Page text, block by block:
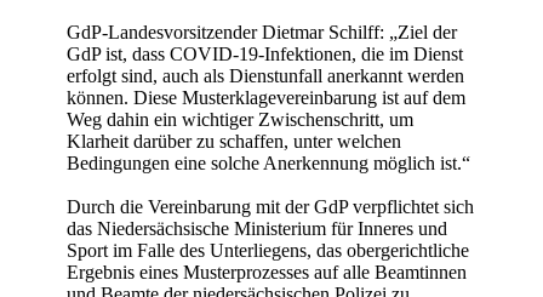
GdP-Landesvorsitzender Dietmar Schilff: „Ziel der
GdP ist, dass COVID-19-Infektionen, die im Dienst
erfolgt sind, auch als Dienstunfall anerkannt werden
können. Diese Musterklagevereinbarung ist auf dem
Weg dahin ein wichtiger Zwischenschritt, um
Klarheit darüber zu schaffen, unter welchen
Bedingungen eine solche Anerkennung möglich ist.“
Durch die Vereinbarung mit der GdP verpflichtet sich
das Niedersächsische Ministerium für Inneres und
Sport im Falle des Unterliegens, das obergerichtliche
Ergebnis eines Musterprozesses auf alle Beamtinnen